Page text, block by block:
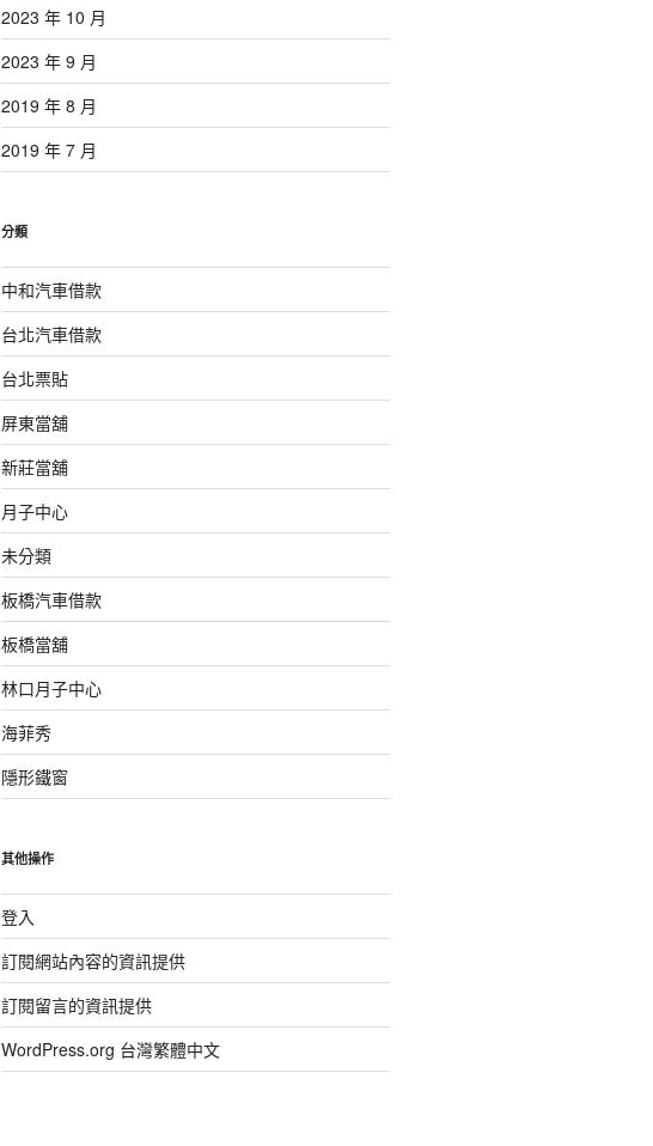
2023 年 10 月
2023 年 9 月
2019 年 8 月
2019 年 7 月
分類
中和汽車借款
台北汽車借款
台北票貼
屏東當舖
新莊當舖
月子中心
未分類
板橋汽車借款
板橋當舖
林口月子中心
海菲秀
隱形鐵窗
其他操作
登入
訂閱網站內容的資訊提供
訂閱留言的資訊提供
WordPress.org 台灣繁體中文